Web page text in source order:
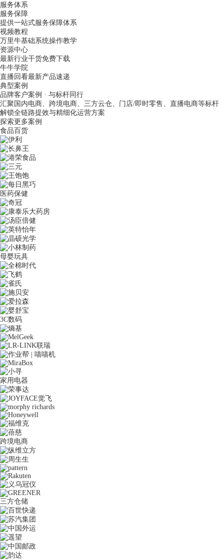
服务体系
服务保障
提供一站式服务保障体系
视频教程
万里牛基础系统操作教学
资源中心
最新行业干货免费下载
牛牛学院
直播回看最新产品速递
典型案例
品牌客户案例 · 与标杆同行
汇聚国内电商、跨境电商、三方云仓、门店/即时零售、直播电商等标杆
解锁全链路提效与精细化运营方案
探索更多案例
食品百货
医药保健
母婴玩具
3C数码
家用电器
跨境电商
三方仓储